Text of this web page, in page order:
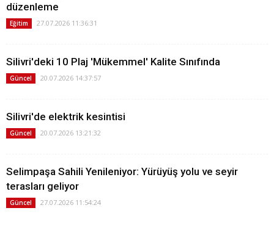
düzenleme
Eğitim 27.07.2026 11:36:31
Silivri'deki 10 Plaj 'Mükemmel' Kalite Sınıfında
Güncel 20.07.2026 14:37:57
Silivri'de elektrik kesintisi
Güncel 20.07.2026 13:21:32
Selimpaşa Sahili Yenileniyor: Yürüyüş yolu ve seyir
terasları geliyor
Güncel 27.07.2026 11:54:24